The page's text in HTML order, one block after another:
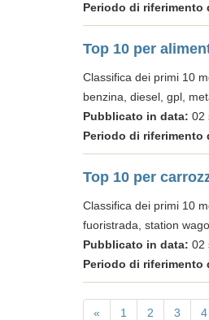
Periodo di riferimento
Top 10 per
Classifica dei primi 10
benzina, diesel, gpl,
Pubblicato in data: 02
Periodo di riferimento
Top 10 per
Classifica dei primi 10
fuoristrada, station
Pubblicato in data: 02
Periodo di riferimento
« 1 2 3 4